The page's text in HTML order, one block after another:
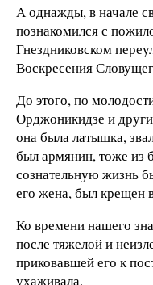
А однажды, в начале
познакомился с
Гнездниковском
Воскресения
До этого, по
Орджоникидзе и
она была латышка,
был армянин, тоже из
сознательную жизнь
его жена, был крещен
Ко времени нашего
после тяжелой и
приковавшей его к
ухаживала.